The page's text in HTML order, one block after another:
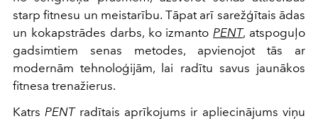
starp fitnesu un meistarību. Tāpat arī sarežģītais ādas
un kokapstrādes darbs, ko izmanto PENT, atspoguļo
gadsimtiem senas metodes, apvienojot tās ar
modernām tehnoloģijām, lai radītu savus jaunākos
fitnesa trenažierus.
Katrs PENTradītais aprīkojums ir apliecinājums viņu